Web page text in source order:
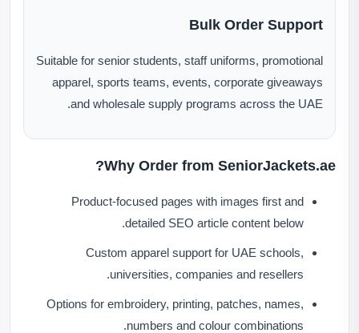
Bulk Order Support
Suitable for senior students, staff uniforms, promotional
apparel, sports teams, events, corporate giveaways
and wholesale supply programs across the UAE.
Why Order from SeniorJackets.ae?
Product-focused pages with images first and
detailed SEO article content below.
Custom apparel support for UAE schools,
universities, companies and resellers.
Options for embroidery, printing, patches, names,
numbers and colour combinations.